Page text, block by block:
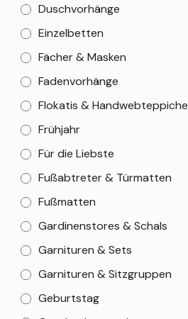
Duschvorhänge
Einzelbetten
Fächer & Masken
Fadenvorhänge
Flokatis & Handwebteppiche
Frühjahr
Für die Liebste
Fußabtreter & Türmatten
Fußmatten
Gardinenstores & Schals
Garnituren & Sets
Garnituren & Sitzgruppen
Geburtstag